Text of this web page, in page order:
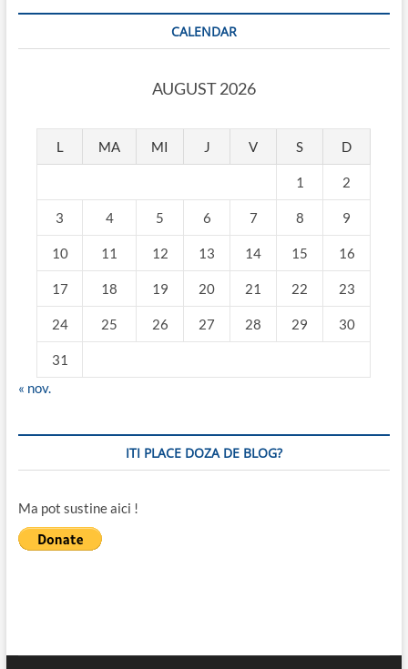
CALENDAR
AUGUST 2026
L MA MI J V S D
1 2
3 4 5 6 7 8 9
10 11 12 13 14 15 16
17 18 19 20 21 22 23
24 25 26 27 28 29 30
31
« nov.
ITI PLACE DOZA DE BLOG?
Ma pot sustine aici !